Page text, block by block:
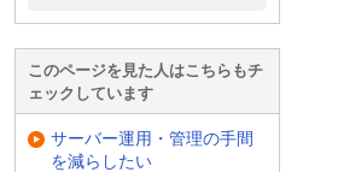
このページを見た人はこちらもチ
ェックしています
サーバー運用・管理の手間
を減らしたい